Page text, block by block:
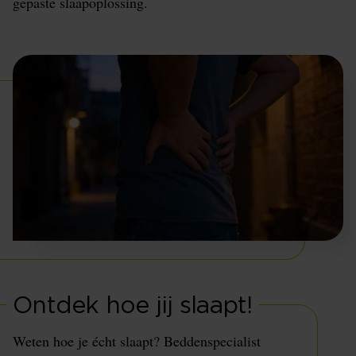
Ontdek hoe jij slaapt!
Weten hoe je écht slaapt? Beddenspecialist